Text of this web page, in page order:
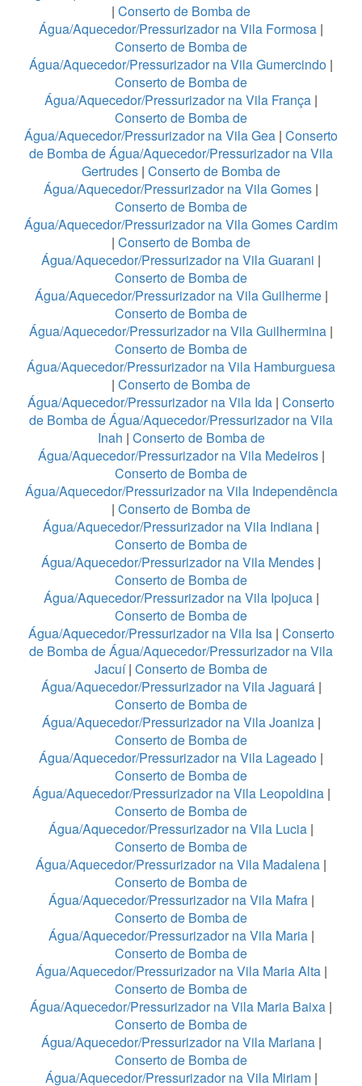
| Conserto de Bomba de
Água/Aquecedor/Pressurizador na Vila Formosa |
Conserto de Bomba de
Água/Aquecedor/Pressurizador na Vila Gumercindo |
Conserto de Bomba de
Água/Aquecedor/Pressurizador na Vila França |
Conserto de Bomba de
Água/Aquecedor/Pressurizador na Vila Gea | Conserto
de Bomba de Água/Aquecedor/Pressurizador na Vila
Gertrudes | Conserto de Bomba de
Água/Aquecedor/Pressurizador na Vila Gomes |
Conserto de Bomba de
Água/Aquecedor/Pressurizador na Vila Gomes Cardim
| Conserto de Bomba de
Água/Aquecedor/Pressurizador na Vila Guarani |
Conserto de Bomba de
Água/Aquecedor/Pressurizador na Vila Guilherme|
Conserto de Bomba de
Água/Aquecedor/Pressurizador na Vila Guilhermina |
Conserto de Bomba de
Água/Aquecedor/Pressurizador na Vila Hamburguesa
| Conserto de Bomba de
Água/Aquecedor/Pressurizador na Vila Ida | Conserto
de Bomba de Água/Aquecedor/Pressurizador na Vila
Inah | Conserto de Bomba de
Água/Aquecedor/Pressurizador na Vila Medeiros|
Conserto de Bomba de
Água/Aquecedor/Pressurizador na Vila Independência
| Conserto de Bomba de
Água/Aquecedor/Pressurizador na Vila Indiana |
Conserto de Bomba de
Água/Aquecedor/Pressurizador na Vila Mendes |
Conserto de Bomba de
Água/Aquecedor/Pressurizador na Vila Ipojuca|
Conserto de Bomba de
Água/Aquecedor/Pressurizador na Vila Isa| Conserto
de Bomba de Água/Aquecedor/Pressurizador na Vila
Jacuí| Conserto de Bomba de
Água/Aquecedor/Pressurizador na Vila Jaguará|
Conserto de Bomba de
Água/Aquecedor/Pressurizador na Vila Joaniza|
Conserto de Bomba de
Água/Aquecedor/Pressurizador na Vila Lageado |
Conserto de Bomba de
Água/Aquecedor/Pressurizador na Vila Leopoldina|
Conserto de Bomba de
Água/Aquecedor/Pressurizador na Vila Lucia |
Conserto de Bomba de
Água/Aquecedor/Pressurizador na Vila Madalena |
Conserto de Bomba de
Água/Aquecedor/Pressurizador na Vila Mafra |
Conserto de Bomba de
Água/Aquecedor/Pressurizador na Vila Maria|
Conserto de Bomba de
Água/Aquecedor/Pressurizador na Vila Maria Alta|
Conserto de Bomba de
Água/Aquecedor/Pressurizador na Vila Maria Baixa |
Conserto de Bomba de
Água/Aquecedor/Pressurizador na Vila Mariana|
Conserto de Bomba de
Água/Aquecedor/Pressurizador na Vila Miriam|